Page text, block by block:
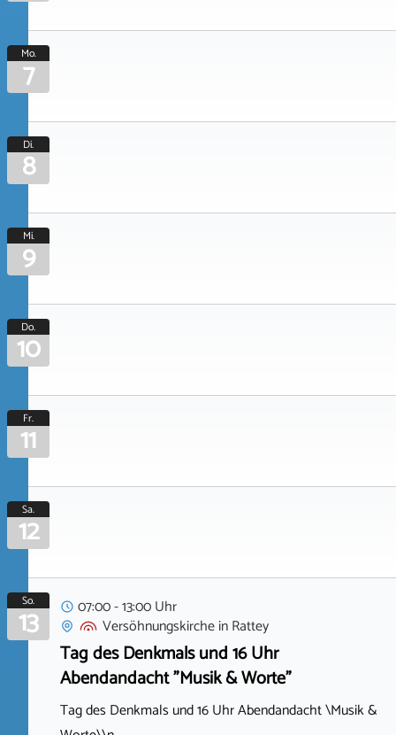
Mo.
7
Di.
8
Mi.
9
Do.
10
Fr.
11
Sa.
12
So.
13
07:00 - 13:00 Uhr
VersöhnungskircheinRattey
Tag des Denkmals und 16 Uhr
Abendandacht "Musik & Worte"
Tag des Denkmals und 16 Uhr Abendandacht \Musik &